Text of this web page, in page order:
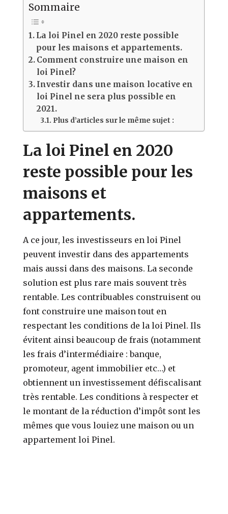
Sommaire
La loi Pinel en 2020 reste possible
pour les maisons et appartements.
Comment construire une maison en
loi Pinel?
Investir dans une maison locative en
loi Pinel ne sera plus possible en
2021.
Plus d’articles sur le même sujet :
La loi Pinel en 2020
reste possible pour les
maisons et
appartements.
A ce jour, les investisseurs en loi Pinel
peuvent investir dans des appartements
mais aussi dans des maisons. La seconde
solution est plus rare mais souvent très
rentable. Les contribuables construisent ou
font construire une maison tout en
respectant les conditions de la loi Pinel. Ils
évitent ainsi beaucoup de frais (notamment
les frais d’intermédiaire : banque,
promoteur, agent immobilier etc…) et
obtiennent un investissement défiscalisant
très rentable. Les conditions à respecter et
le montant de la réduction d’impôt sont les
mêmes que vous louiez une maison ou un
appartement loi Pinel.